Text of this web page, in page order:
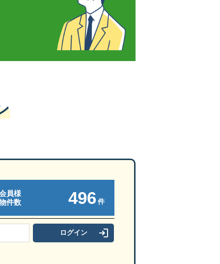
員様
件数
496件